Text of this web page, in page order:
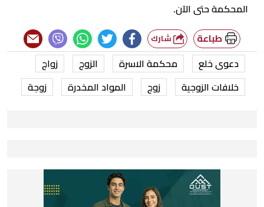
المحكمة حتى الآن.
طباعة
دعوى خلع محكمة الاسرة الزوج
زواج
خلافات الزوجية
زوج المواد المخدرة زوجة